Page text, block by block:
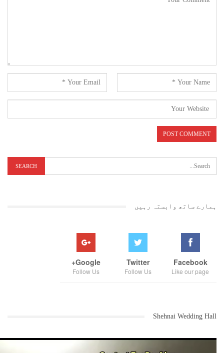
ہمارے ساتھ وابستہ رہیں
Facebook
Like our page
Twitter
Follow Us
Google+
Follow Us
Shehnai Wedding Hall